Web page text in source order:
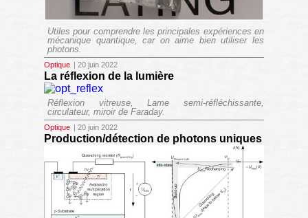
Utiles pour comprendre les principales expériences en
mécanique quantique, car on aime bien utiliser les
photons.
Optique | 20 juin 2022
La réflexion de la lumière
Réflexion vitreuse, Lame semi-réfléchissante,
circulateur, miroir de Faraday.
Optique | 20 juin 2022
Production/détection de photons uniques